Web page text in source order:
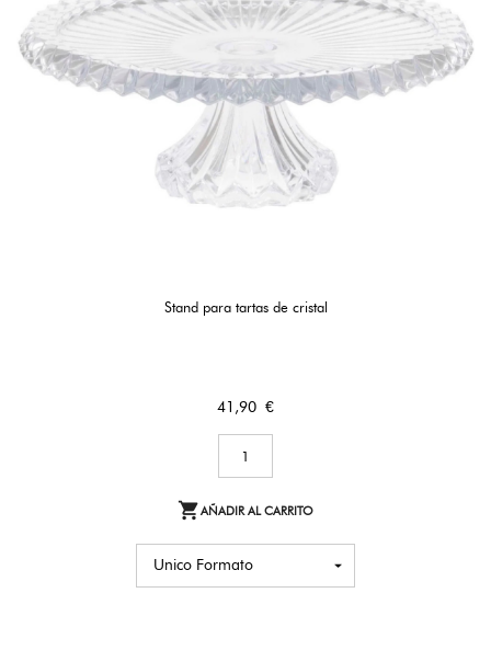
Stand para tartas de cristal
Precio
41,90 €
AÑADIR AL CARRITO